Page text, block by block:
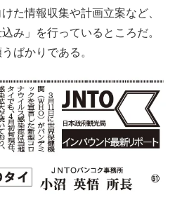
た情報収集や計画立案など、
み」を行っているところだ。
ばかりである。